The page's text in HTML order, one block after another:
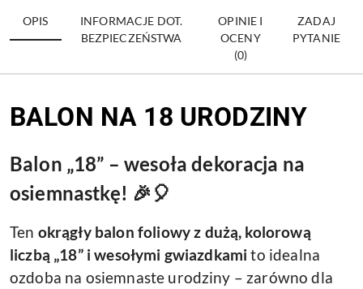
OPIS
INFORMACJE DOT.
BEZPIECZEŃSTWA
OPINIE I
OCENY
(0)
ZADAJ
PYTANIE
BALON NA 18 URODZINY
Balon „18” – wesoła dekoracja na
osiemnastkę! 🎉🎈
Ten okrągły balon foliowyz dużą, kolorową
liczbą „18” i wesołymi gwiazdkami to idealna
ozdoba na osiemnaste urodziny – zarówno dla